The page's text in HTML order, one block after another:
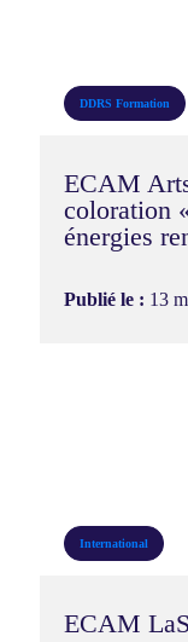
DDRS Formation
ECAM
coloration
énergies
Publié le : 13
International
ECAM